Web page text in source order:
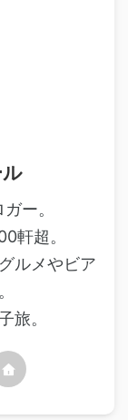
ー。
軒超。
ルメやビア
旅。